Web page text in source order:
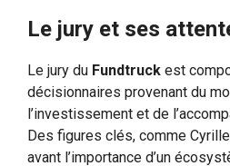
Le jury et ses
Le jury du Fundtruck est
décisionnaires provenant du
l’investissement et de
Des figures clés, comme
avant l’importance d’un